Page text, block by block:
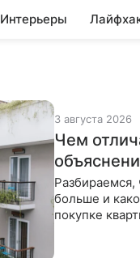
Интерьеры
3 августа 2026
Чем
больше и
покупке